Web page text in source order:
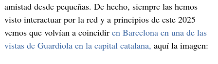
amistad desde pequeñas. De hecho, siempre las hemos
visto interactuar por la red y a principios de este 2025
vemos que volvían a coincidir en Barcelona en una de las
vistas de Guardiola en la capital catalana, aquí la imagen: